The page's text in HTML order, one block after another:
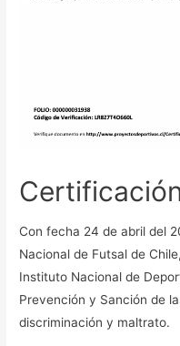
Con fecha 24 de abril del
Nacional de Futsal de
Instituto Nacional de
Prevención y Sanción de
discriminación y maltrato.